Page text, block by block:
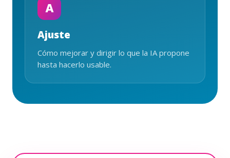
A
Ajuste
Cómo mejorar y dirigir lo que la IA propone
hasta hacerlo usable.